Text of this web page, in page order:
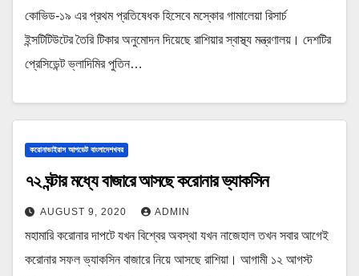
কোভিড-১৯ এর প্রথম প্রতিষেধক হিসেবে মস্কোর গামালেয়া রিসার্চ
ইন্সটিটিউটের তৈরি টিকার অনুমোদন দিয়েছে রাশিয়ার স্বাস্থ্য মন্ত্রণালয়। দেশটির
প্রেসিডেন্ট ভ্লাদিমির পুতিন…
করোনাভাইরাস আপডেট বাংলাদেশখবর
৭২ ঘন্টার মধ্যে বাজারে আসছে করোনার ভ্যাকসিন
AUGUST 9, 2020 ADMIN
মহামারি করোনার দাপটে যখন বিশ্বের অবস্থা যখন নাজেহাল তখন সবার আগেই
করোনার সফল ভ্যাকসিন বাজারে নিয়ে আসছে রাশিয়া। আগামী ১২ আগস্ট